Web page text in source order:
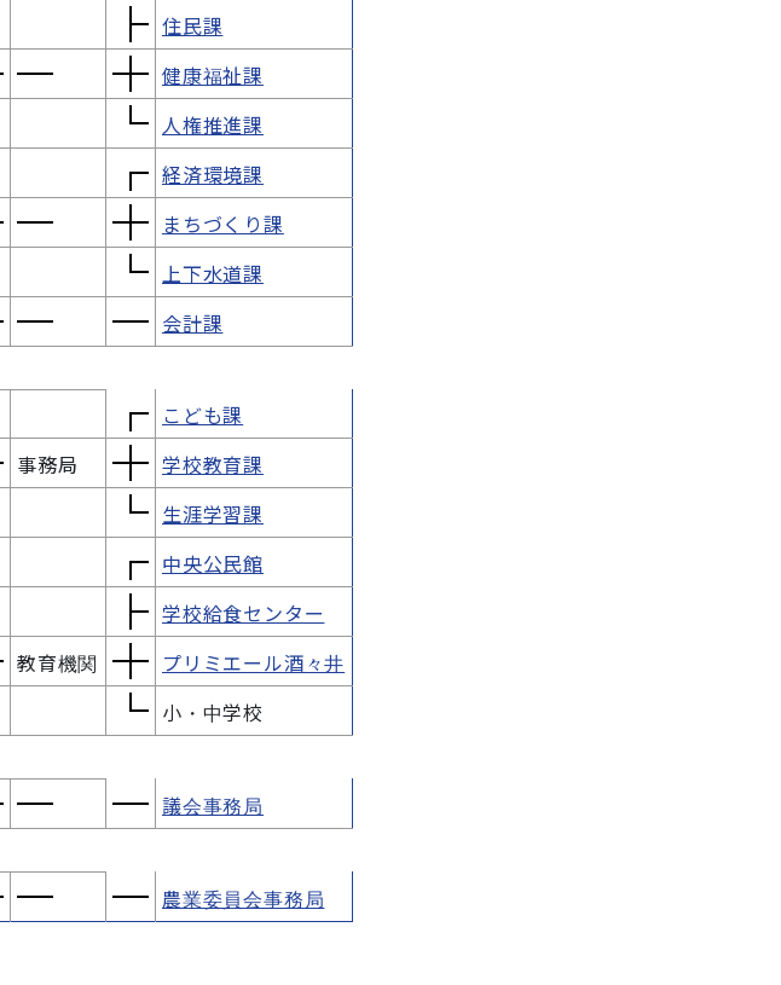
住民課
健康福祉課
人権推進課
経済環境課
まちづくり課
上下水道課
会計課
こども課
事務局 学校教育課
生涯学習課
中央公民館
学校給食センター
教育機関 プリミエール酒々井
小・中学校
議会事務局
農業委員会事務局